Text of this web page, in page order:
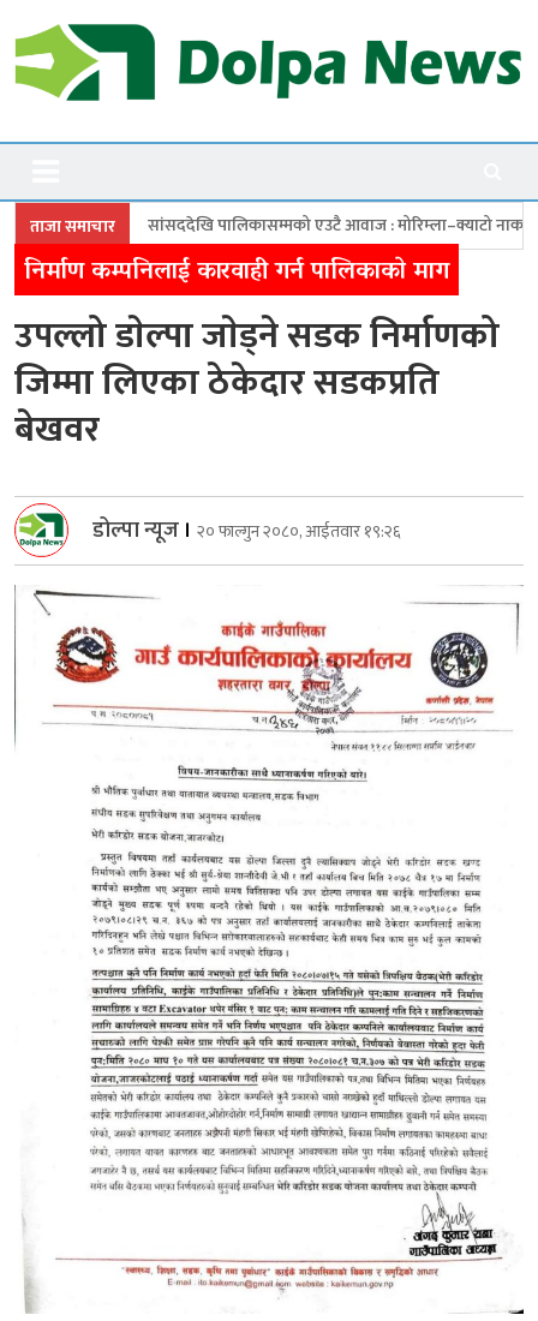
to
content
Dolpanews
ताजा समाचार
पालिकासम्मको एउटै आवाज : मोरिम्ला–क्याटो नाका तत्काल खोल
निर्माण कम्पनिलाई कारवाही गर्न पालिकाकाे माग
उपल्लो डाेल्पा जाेड्ने सडक निर्माणको
जिम्मा लिएका ठेकेदार सडकप्रति
बेखवर
डोल्पा न्यूज । २० फाल्गुन २०८०, आईतवार १९:२६